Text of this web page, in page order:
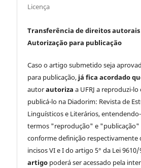
Licença
Transferência de direitos autorais
Autorização para publicação
Caso o artigo submetido seja
para publicação, já fica acordado
autorautoriza a UFRJ a reproduzi-lo
publicá-lo na Diadorim: Revista de
Linguísticos e Literários,
termos "reprodução" e "publicação"
conforme definição respectivamente
incisos VI e I do artigo 5° da Lei 9610/
artigo poderá ser acessado pela